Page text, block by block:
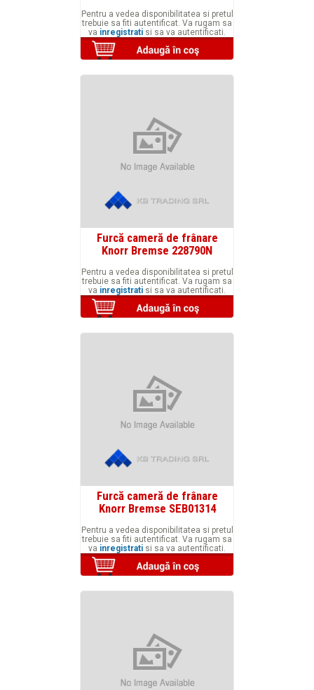
Pentru a vedea disponibilitatea si pretul
trebuie sa fiti autentificat. Va rugam sa
va inregistrati si sa va autentificati.
Furcă cameră de frânare
Knorr Bremse 228790N
Pentru a vedea disponibilitatea si pretul
trebuie sa fiti autentificat. Va rugam sa
va inregistrati si sa va autentificati.
Furcă cameră de frânare
Knorr Bremse SEB01314
Pentru a vedea disponibilitatea si pretul
trebuie sa fiti autentificat. Va rugam sa
va inregistrati si sa va autentificati.